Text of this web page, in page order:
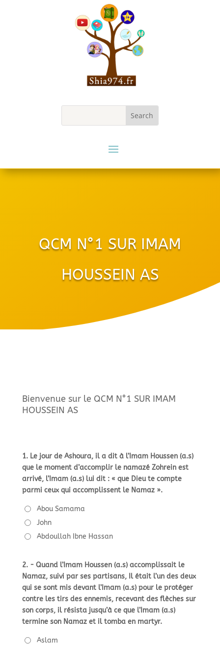
QCM N°1 SUR IMAM
HOUSSEIN AS
Bienvenue sur le QCM N°1 SUR IMAM
HOUSSEIN AS
1. Le jour de Ashoura, il a dit à l’Imam Houssen (a.s)
que le moment d’accomplir le namazé Zohrein est
arrivé, l’Imam (a.s) lui dit : « que Dieu te compte
parmi ceux qui accomplissent le Namaz ».
Abou Samama
John
Abdoullah Ibne Hassan
2. - Quand l’Imam Houssen (a.s) accomplissait le
Namaz, suivi par ses partisans, Il était l’un des deux
qui se sont mis devant l’Imam (a.s) pour le protéger
contre les tirs des ennemis, recevant des flèches sur
son corps, il résista jusqu’à ce que l’Imam (a.s)
termine son Namaz et il tomba en martyr.
Aslam